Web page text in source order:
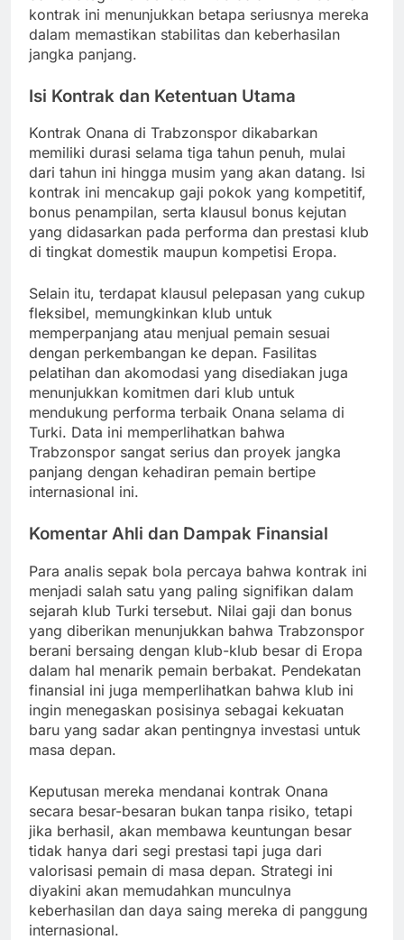
kontrak ini menunjukkan betapa seriusnya mereka
dalam memastikan stabilitas dan keberhasilan
jangka panjang.
Isi Kontrak dan Ketentuan Utama
Kontrak Onana di Trabzonspor dikabarkan
memiliki durasi selama tiga tahun penuh, mulai
dari tahun ini hingga musim yang akan datang. Isi
kontrak ini mencakup gaji pokok yang kompetitif,
bonus penampilan, serta klausul bonus kejutan
yang didasarkan pada performa dan prestasi klub
di tingkat domestik maupun kompetisi Eropa.
Selain itu, terdapat klausul pelepasan yang cukup
fleksibel, memungkinkan klub untuk
memperpanjang atau menjual pemain sesuai
dengan perkembangan ke depan. Fasilitas
pelatihan dan akomodasi yang disediakan juga
menunjukkan komitmen dari klub untuk
mendukung performa terbaik Onana selama di
Turki. Data ini memperlihatkan bahwa
Trabzonspor sangat serius dan proyek jangka
panjang dengan kehadiran pemain bertipe
internasional ini.
Komentar Ahli dan Dampak Finansial
Para analis sepak bola percaya bahwa kontrak ini
menjadi salah satu yang paling signifikan dalam
sejarah klub Turki tersebut. Nilai gaji dan bonus
yang diberikan menunjukkan bahwa Trabzonspor
berani bersaing dengan klub-klub besar di Eropa
dalam hal menarik pemain berbakat. Pendekatan
finansial ini juga memperlihatkan bahwa klub ini
ingin menegaskan posisinya sebagai kekuatan
baru yang sadar akan pentingnya investasi untuk
masa depan.
Keputusan mereka mendanai kontrak Onana
secara besar-besaran bukan tanpa risiko, tetapi
jika berhasil, akan membawa keuntungan besar
tidak hanya dari segi prestasi tapi juga dari
valorisasi pemain di masa depan. Strategi ini
diyakini akan memudahkan munculnya
keberhasilan dan daya saing mereka di panggung
internasional.